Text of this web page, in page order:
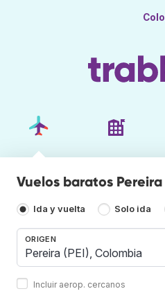
Vuelos baratos
Ida y vuelta Solo ida
ORIGEN
Incluir aerop. cercanos